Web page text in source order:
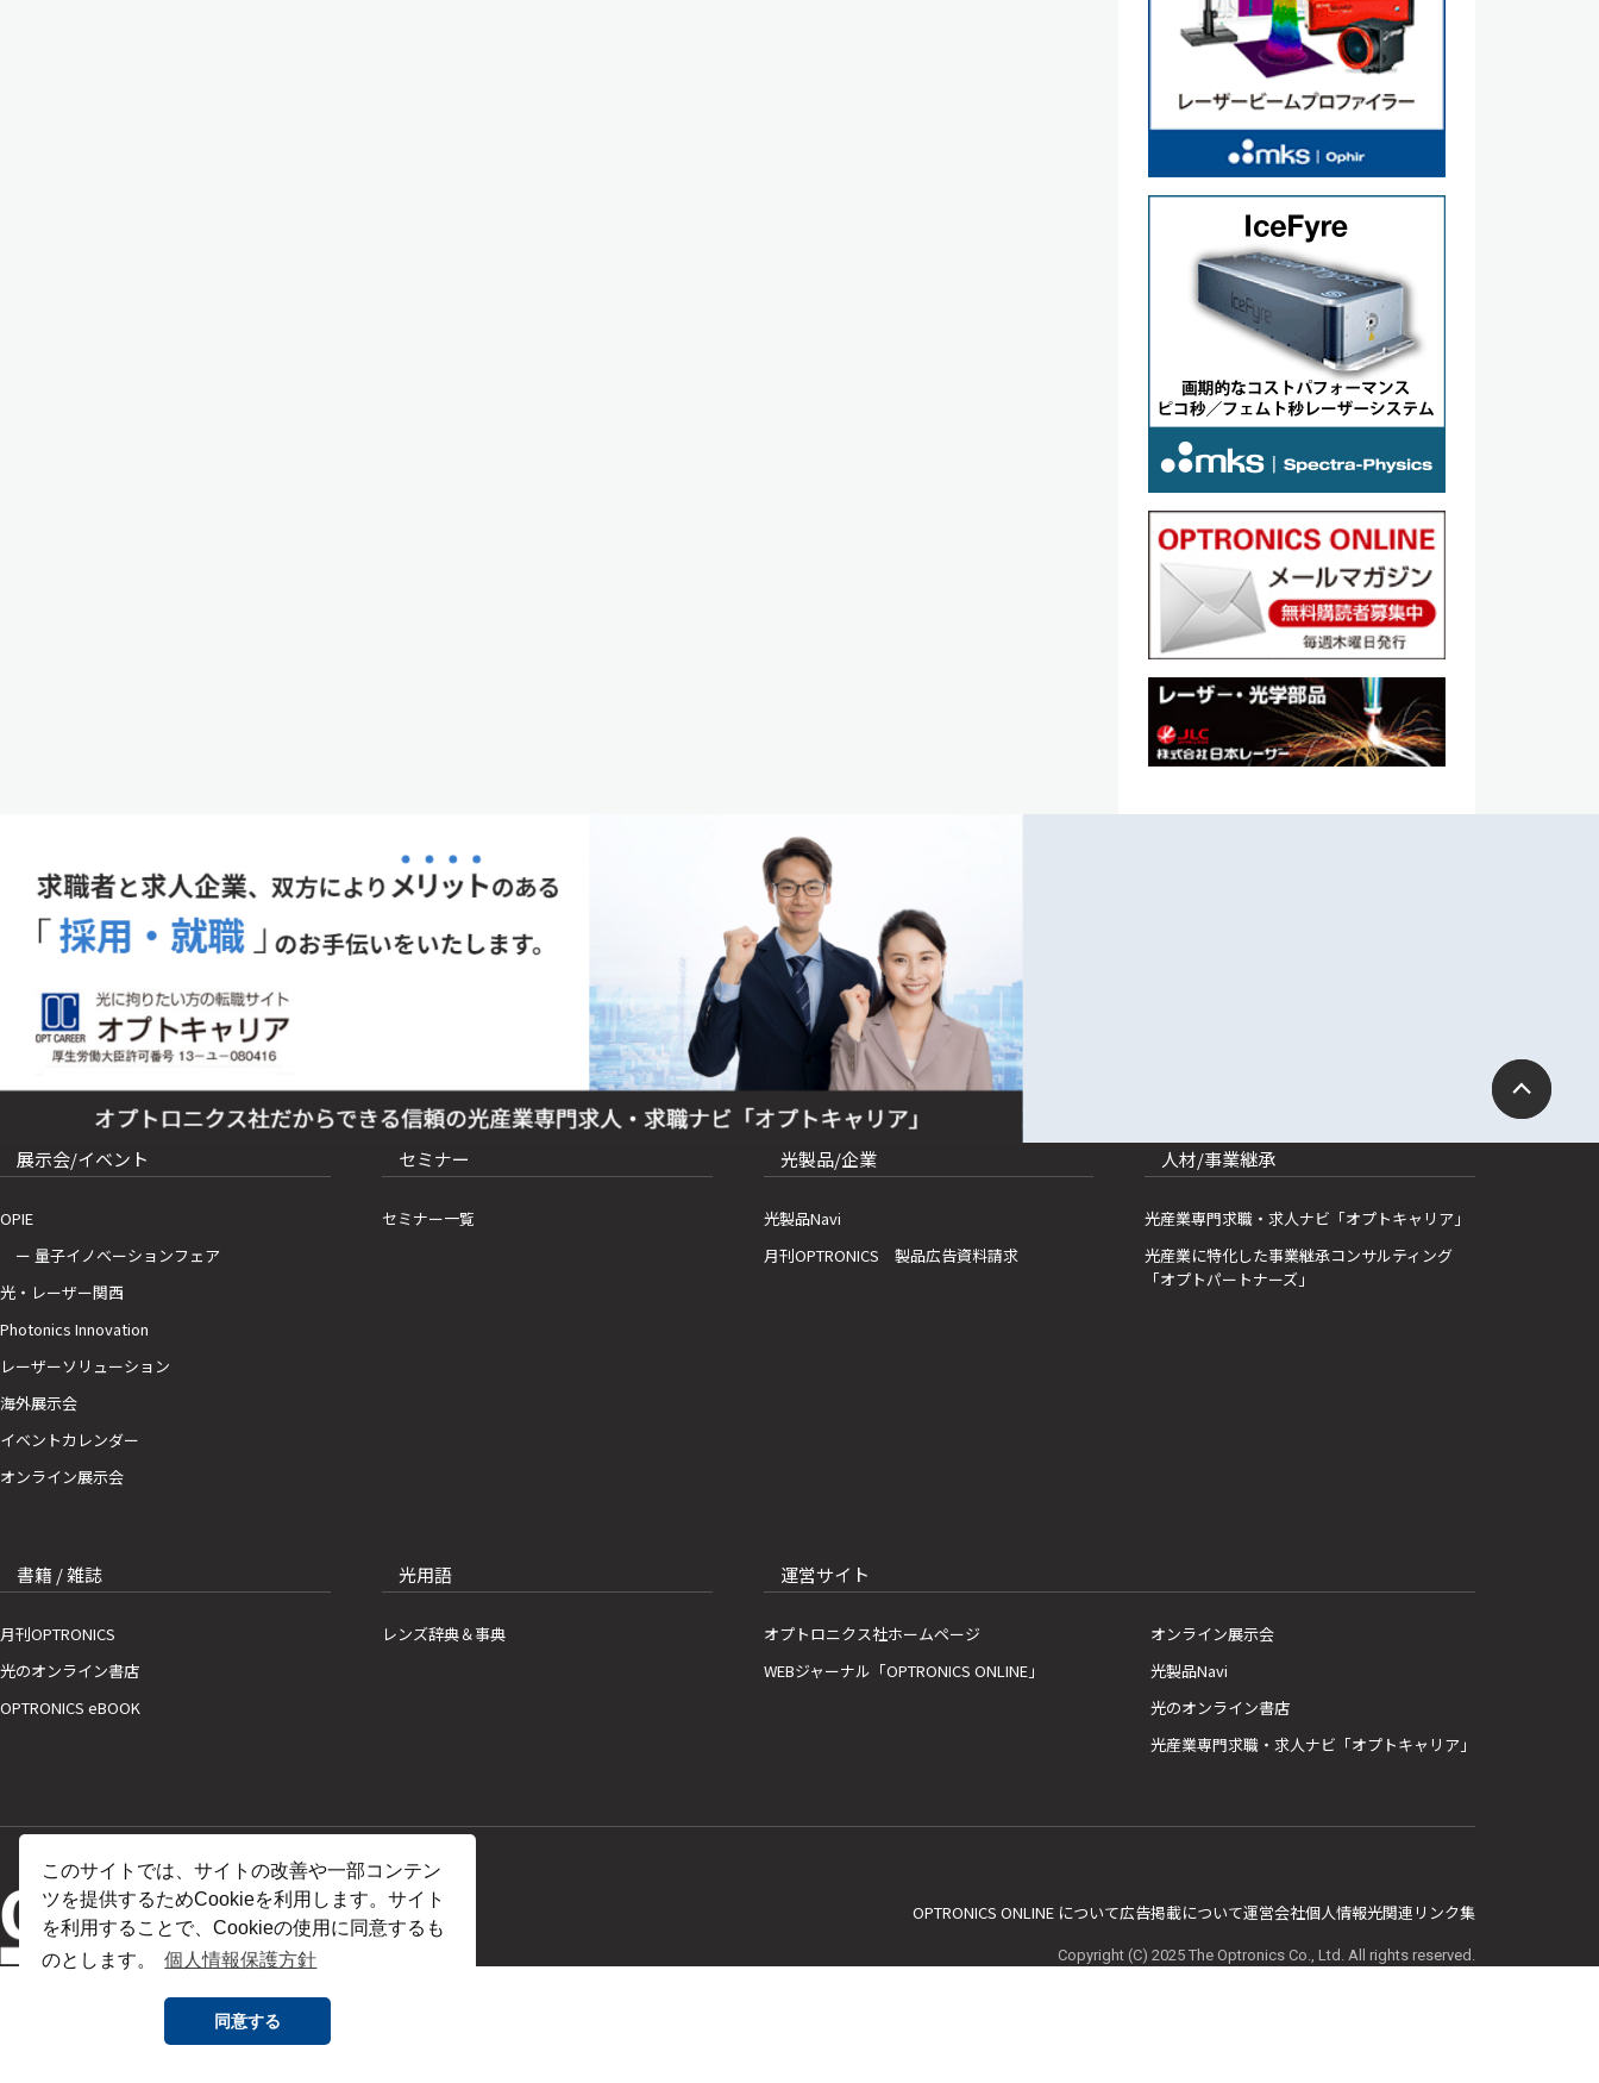
このサイトでは、サイトの改善や一部コンテン
ツを提供するためCookieを利用します。サイト
を利用することで、Cookieの使用に同意するも
のとします。
個人情報保護方針
同意する
展示会/イベント
OPIE
ー 量子イノベーションフェア
光・レーザー関西
Photonics Innovation
レーザーソリューション
海外展示会
イベントカレンダー
オンライン展示会
セミナー
セミナー一覧
光製品/企業
光製品Navi
月刊OPTRONICS 製品広告資料請求
人材/事業継承
光産業専門求職・求人ナビ「オプトキャリア」
光産業に特化した事業継承コンサルティング
「オプトパートナーズ」
書籍 / 雑誌
月刊OPTRONICS
光のオンライン書店
OPTRONICS eBOOK
光用語
レンズ辞典＆事典
運営サイト
オプトロニクス社ホームページ
WEBジャーナル「OPTRONICS ONLINE」
オンライン展示会
光製品Navi
光のオンライン書店
光産業専門求職・求人ナビ「オプトキャリア」
OPTRONICS ONLINE について広告掲載について運営会社個人情報光関連リンク集
Copyright (C) 2025 The Optronics Co., Ltd. All rights reserved.